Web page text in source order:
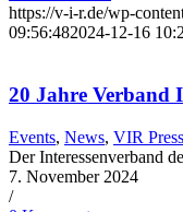
https://v-i-r.de/wp-
09:56:482024-12-16
20 Jahre Verband
Events, News, VIR
Der Interessenverband
7. November 2024
/